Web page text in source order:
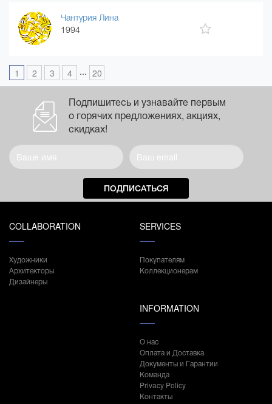
Чантурия Лина
1994
1 2 3 4 ... 20
Подпишитесь и узнавайте первым
о горячих предложениях, акциях,
скидках!
ПОДПИСАТЬСЯ
COLLABORATION
Художники
Архитекторы
Дизайнеры
SERVICES
Покупателям
Коллекционерам
INFORMATION
О нас
Оплата и Доставка
Документы и Гарантии
Команда
Privacy Policy
Контакты